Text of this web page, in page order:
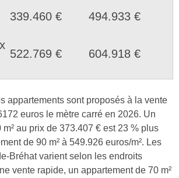
339.460 € 494.933 €
522.769 € 604.918 €
appartements sont proposés à la vente
euros le mètre carré en 2026. Un
au prix de 373.407 € est 23 % plus
de 90 m² à 549.926 euros/m². Les
Bréhat varient selon les endroits
vente rapide, un appartement de 70 m²